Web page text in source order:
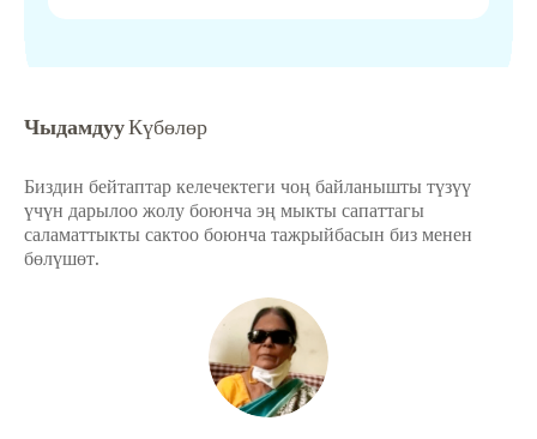
ЧыдамдууКүбөлөр
Биздин бейтаптар келечектеги чоң байланышты түзүү
үчүн дарылоо жолу боюнча эң мыкты сапаттагы
саламаттыкты сактоо боюнча тажрыйбасын биз менен
бөлүшөт.